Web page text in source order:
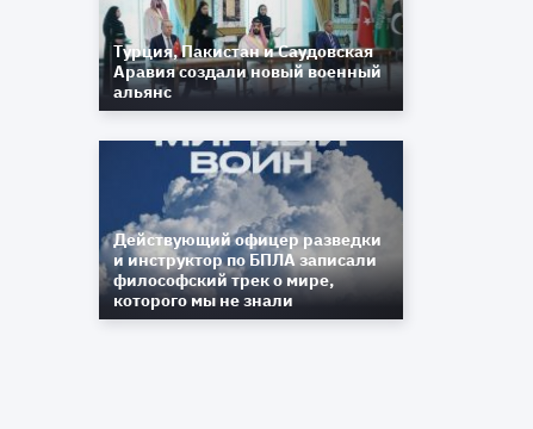
Турция, Пакистан и Саудовская
Аравия создали новый военный
альянс
Действующий офицер разведки
и инструктор по БПЛА записали
философский трек о мире,
которого мы не знали